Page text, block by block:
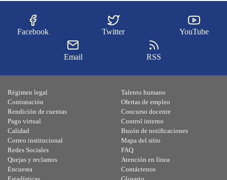
Facebook Twitter YouTube
Email RSS
Régimen legal
Contratación
Rendición de cuentas
Pago virtual
Calidad
Talento humano
Ofertas de empleo
Concurso docente
Control interno
Buzón de notificaciones
Correo institucional
Redes Sociales
Quejas y reclamos
Encuesta
Mapa del sitio
FAQ
Atención en línea
Contáctenos